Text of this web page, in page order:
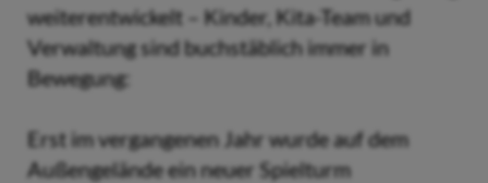
weiterentwickelt – Kinder, Kita-Team und
Verwaltung sind buchstäblich immer in
Bewegung:
Erst im vergangenen Jahr wurde auf dem
Außengelände ein neuer Spielturm